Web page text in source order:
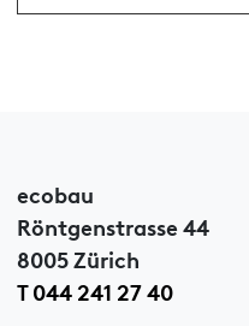
ecobau
Röntgenstrasse 44
8005 Zürich
T 044 241 27 40